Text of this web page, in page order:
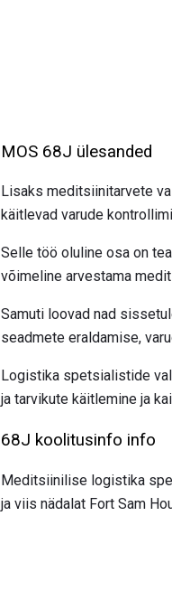
MOS 68J ülesanded
Lisaks meditsiinitarvete
käitlevad varude
Selle töö oluline osa on
võimeline arvestama
Samuti loovad nad
seadmete eraldamise,
Logistika spetsialistide
ja tarvikute käitlemine ja
68J koolitusinfo info
Meditsiinilise logistika
ja viis nädalat Fort Sam